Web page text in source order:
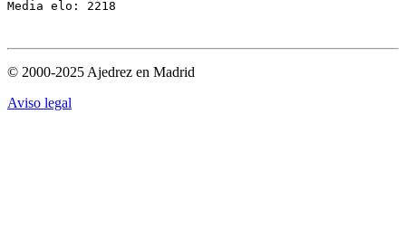
© 2000-2025 Ajedrez en Madrid
Aviso legal